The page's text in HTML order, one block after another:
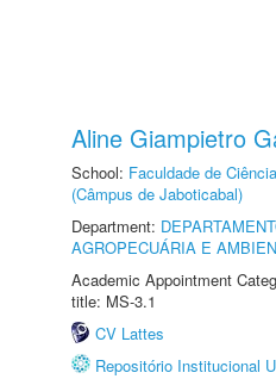
Aline Giampietro
School: Faculdade de
(Câmpus de Jaboticabal)
Department:
AGROPECUÁRIA E
Academic Appointment
title: MS-3.1
CV Lattes
Repositório Institucional